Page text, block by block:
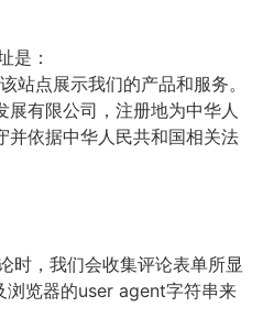
是：
点展示我们的产品和服务。
有限公司，注册地为中华人
并依据中华人民共和国相关法
时，我们会收集评论表单所显
浏览器的user agent字符串来